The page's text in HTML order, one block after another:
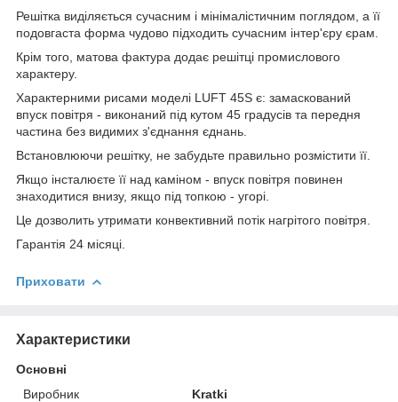
Решітка виділяється сучасним і мінімалістичним поглядом, а її
подовгаста форма чудово підходить сучасним інтер'єру єрам.
Крім того, матова фактура додає решітці промислового
характеру.
Характерними рисами моделі LUFT 45S є: замаскований
впуск повітря - виконаний під кутом 45 градусів та передня
частина без видимих з'єднання єднань.
Встановлюючи решітку, не забудьте правильно розмістити її.
Якщо інсталюєте її над каміном - впуск повітря повинен
знаходитися внизу, якщо під топкою - угорі.
Це дозволить утримати конвективний потік нагрітого повітря.
Гарантія 24 місяці.
Приховати
Характеристики
Основні
Виробник
Kratki